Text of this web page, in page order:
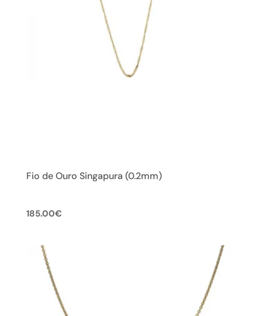
Fio de Ouro Singapura (0.2mm)
185.00€